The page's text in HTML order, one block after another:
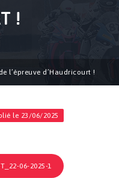
!
l’épreuve d’Haudricourt !
le 23/06/2025
06-2025-1